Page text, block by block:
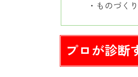
・ものづく
プロが診断